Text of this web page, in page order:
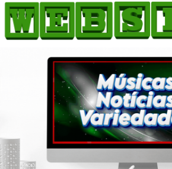
COMO ANUNCIAR
JORNAIS DO BRASIL
PODCAST/NOTÍCIAS
AS NOTÍCIAS DO DIA
CANAL 3CLIMAS